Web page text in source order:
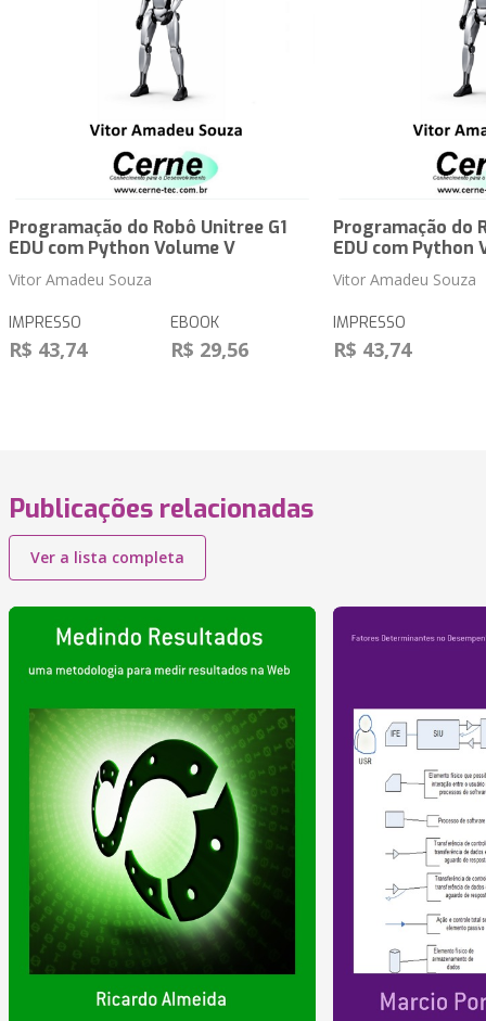
Programação do Robô Unitree G1
EDU com Python Volume V
Vitor Amadeu Souza
IMPRESSO
R$ 43,74
EBOOK
R$ 29,56
Programação do
EDU com Python
Vitor Amadeu Souza
IMPRESSO
R$ 43,74
Publicações relacionadas
Ver a lista completa